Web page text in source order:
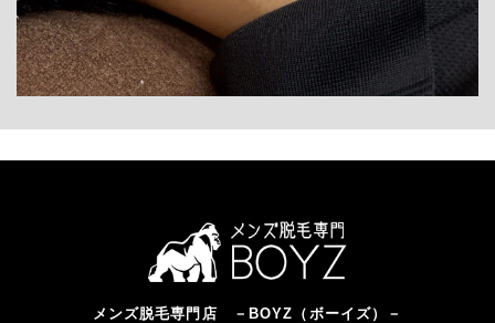
メンズ脱毛専門店 －BOYZ（ボーイズ）－